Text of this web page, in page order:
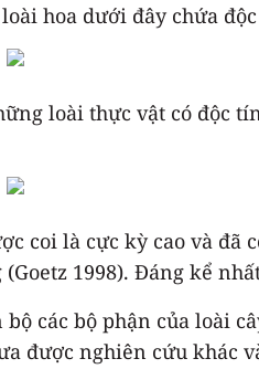
hoa dưới đây chứa
loài thực vật có độc
coi là cực kỳ cao và đã
1998). Đáng kể
bộ các bộ phận của loài
được nghiên cứu khác